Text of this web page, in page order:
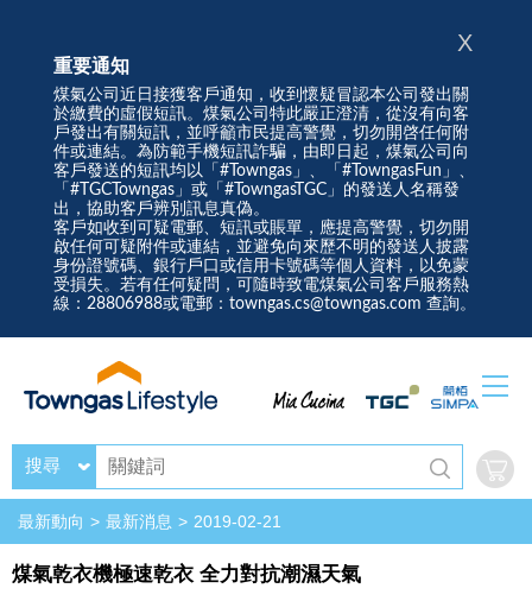
重要通知
煤氣公司近日接獲客戶通知，收到懷疑冒認本公司發出關
於繳費的虛假短訊。煤氣公司特此嚴正澄清，從沒有向客
戶發出有關短訊，並呼籲市民提高警覺，切勿開啓任何附
件或連結。為防範手機短訊詐騙，由即日起，煤氣公司向
客戶發送的短訊均以「#Towngas」、「#TowngasFun」、
「#TGCTowngas」或「#TowngasTGC」的發送人名稱發
出，協助客戶辨別訊息真偽。
客戶如收到可疑電郵、短訊或賬單，應提高警覺，切勿開
啟任何可疑附件或連結，並避免向來歷不明的發送人披露
身份證號碼、銀行戶口或信用卡號碼等個人資料，以免蒙
受損失。若有任何疑問，可隨時致電煤氣公司客戶服務熱
線：28806988或電郵：towngas.cs@towngas.com 查詢。
X
搜尋
最新動向 最新消息 2019-02-21
煤氣乾衣機極速乾衣 全力對抗潮濕天氣